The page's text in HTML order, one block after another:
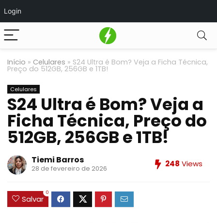
Login
Início » Celulares » S24 Ultra é Bom? Veja a Ficha Técnica,
Preço do 512GB, 256GB e 1TB!
Celulares
S24 Ultra é Bom? Veja a
Ficha Técnica, Preço do
512GB, 256GB e 1TB!
Tiemi Barros
28 de fevereiro de 2026 248 Views
Salvar
0